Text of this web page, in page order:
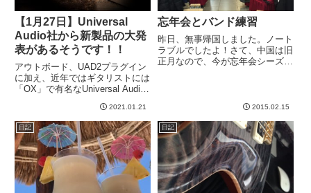
【1月27日】Universal
Audio社から新製品の大発
表があるそうです！！
アウトボード、UAD2プラグイン
に加え、近年ではギタリストには
「OX」で有名なUniversal Audio
も「スペシャル・プロダクト・ア
ナウンスメント」があるそうで
す！！！なんだとお！！！！！公
式ページはこち...
2021.01.21
忘年会とバンド練習
昨日、無事帰国しました。ノート
ラブルでしたよ！さて、中国は旧
正月なので、今が忘年会シーズン
ーブルがありました＾＾さて、中
趣...
2015.02.15
日記 日記